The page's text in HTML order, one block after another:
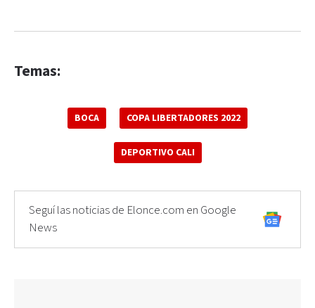
Temas:
BOCA COPA LIBERTADORES 2022
DEPORTIVO CALI
Seguí las noticias de Elonce.com en Google
News